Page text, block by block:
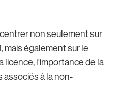
non seulement sur
mais également sur le
licence, l'importance de la
à la non-